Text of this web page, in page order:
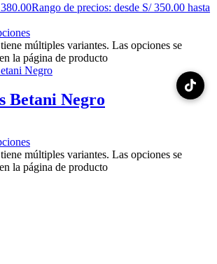
Rango de precios: desde S/ 350.00 hasta
múltiples variantes. Las opciones se
la página de producto
Betani Negro
múltiples variantes. Las opciones se
la página de producto